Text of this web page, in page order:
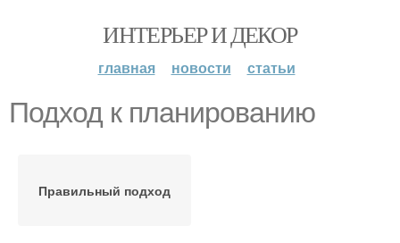
ИНТЕРЬЕР И ДЕКОР
главная новости статьи
Подход к планированию
Правильный подход